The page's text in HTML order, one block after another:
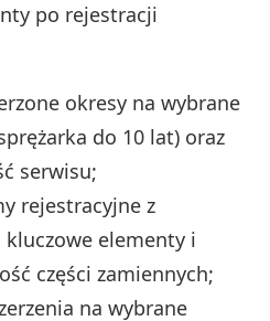
po rejestracji
okresy na wybrane
do 10 lat) oraz
serwisu;
rejestracyjne z
kluczowe elementy i
części zamiennych;
na wybrane